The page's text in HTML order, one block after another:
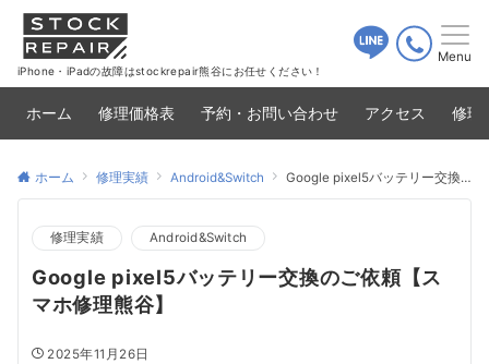
iPhone・iPadの故障はstockrepair熊谷にお任せください！
Menu
ホーム 修理価格表 予約・お問い合わせ アクセス 修理
ホーム 修理実績 Android&Switch Google pixel5バッテリー交換のご依頼【スマホ修理熊谷】
修理実績 Android&Switch
Google pixel5バッテリー交換のご依頼【ス
マホ修理熊谷】
2025年11月26日